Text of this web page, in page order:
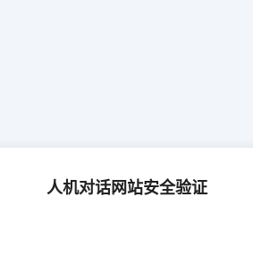
人机对话网站安全验证